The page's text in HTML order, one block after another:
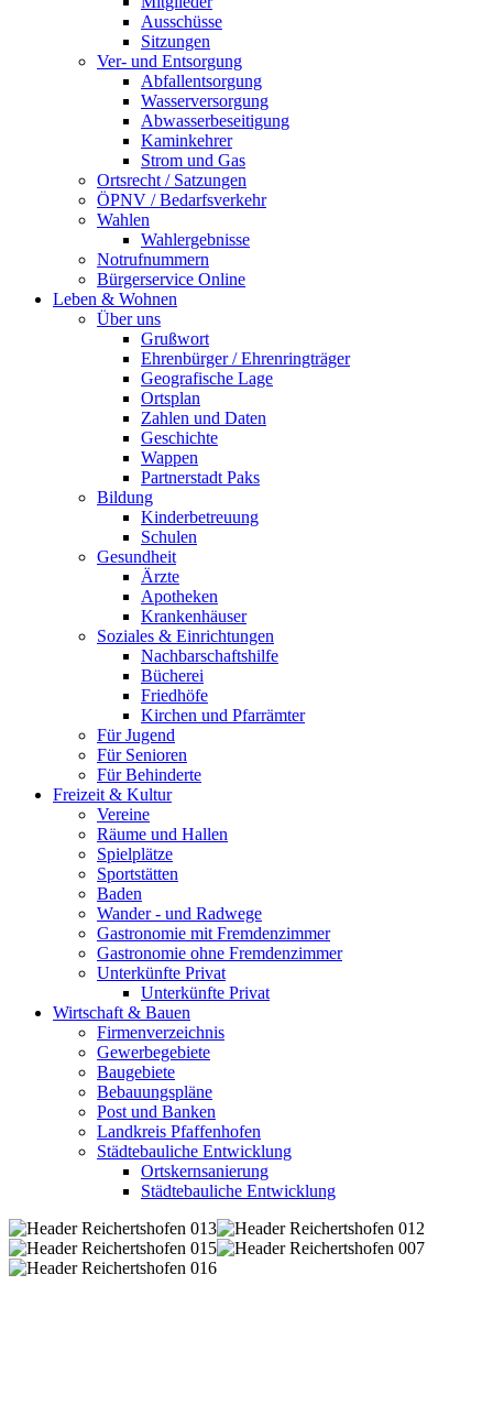
Ausschüsse
Sitzungen
Ver- und Entsorgung
Abfallentsorgung
Wasserversorgung
Abwasserbeseitigung
Kaminkehrer
Strom und Gas
Ortsrecht / Satzungen
ÖPNV / Bedarfsverkehr
Wahlen
Wahlergebnisse
Notrufnummern
Bürgerservice Online
Leben & Wohnen
Über uns
Grußwort
Ehrenbürger / Ehrenringträger
Geografische Lage
Ortsplan
Zahlen und Daten
Geschichte
Wappen
Partnerstadt Paks
Bildung
Kinderbetreuung
Schulen
Gesundheit
Ärzte
Apotheken
Krankenhäuser
Soziales & Einrichtungen
Nachbarschaftshilfe
Bücherei
Friedhöfe
Kirchen und Pfarrämter
Für Jugend
Für Senioren
Für Behinderte
Freizeit & Kultur
Vereine
Räume und Hallen
Spielplätze
Sportstätten
Baden
Wander - und Radwege
Gastronomie mit Fremdenzimmer
Gastronomie ohne Fremdenzimmer
Unterkünfte Privat
Unterkünfte Privat
Wirtschaft & Bauen
Firmenverzeichnis
Gewerbegebiete
Baugebiete
Bebauungspläne
Post und Banken
Landkreis Pfaffenhofen
Städtebauliche Entwicklung
Ortskernsanierung
Städtebauliche Entwicklung